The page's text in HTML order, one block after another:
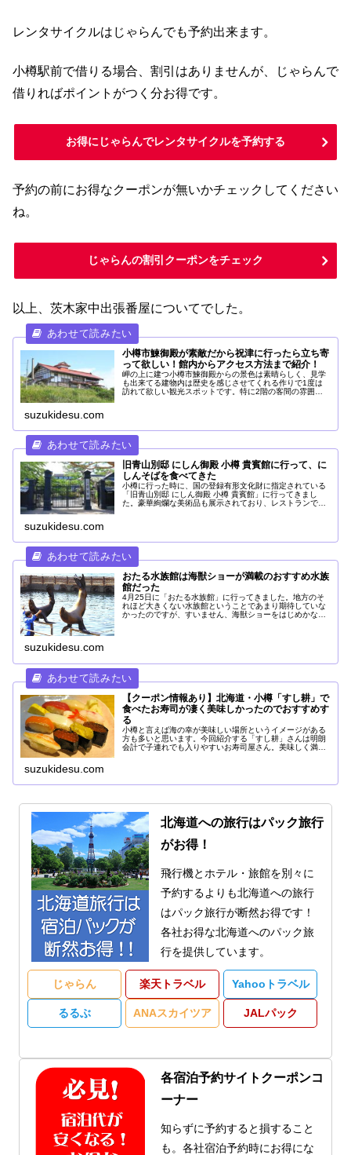
レンタサイクルはじゃらんでも予約出来ます。
小樽駅前で借りる場合、割引はありませんが、じゃらんで
借りればポイントがつく分お得です。
お得にじゃらんでレンタサイクルを予約する
予約の前にお得なクーポンが無いかチェックしてください
ね。
じゃらんの割引クーポンをチェック
以上、茨木家中出張番屋についてでした。
小樽市鰊御殿が素敵だから祝津に行ったら立ち寄
って欲しい！館内からアクセス方法まで紹介！
岬の上に建つ小樽市鰊御殿からの景色は素晴らしく、見学
も出来てる建物内は歴史を感じさせてくれる作りで1度は
訪れて欲しい観光スポットです。特に2階の客間の雰囲気
suzukidesu.com
旧青山別邸 にしん御殿 小樽 貴賓館に行って、に
しんそばを食べてきた
小樽に行った時に、国の登録有形文化財に指定されている
「旧青山別邸 にしん御殿 小樽 貴賓館」に行ってきまし
た。豪華絢爛な美術品も展示されており、レストランでは
suzukidesu.com
おたる水族館は海獣ショーが満載のおすすめ水族
館だった
4月25日に「おたる水族館」に行ってきました。地方のそ
れほど大きくない水族館ということであまり期待していな
かったのですが、すいません、海獣ショーをはじめかなり
suzukidesu.com
【クーポン情報あり】北海道・小樽「すし耕」で
食べたお寿司が凄く美味しかったのでおすすめす
る
小樽と言えば海の幸が美味しい場所というイメージがある
方も多いと思います。今回紹介する「すし耕」さんは明朗
会計で子連れでも入りやすいお寿司屋さん。美味しく満足
suzukidesu.com
北海道への旅行はパック旅行
がお得！
飛行機とホテル・旅館を別々に
予約するよりも北海道への旅行
はパック旅行が断然お得です！
各社お得な北海道へのパック旅
行を提供しています。
じゃらん 楽天トラベル Yahooトラベル
るるぶ ANAスカイツア JALパック
各宿泊予約サイトクーポンコ
ーナー
知らずに予約すると損すること
も。各社宿泊予約時にお得にな